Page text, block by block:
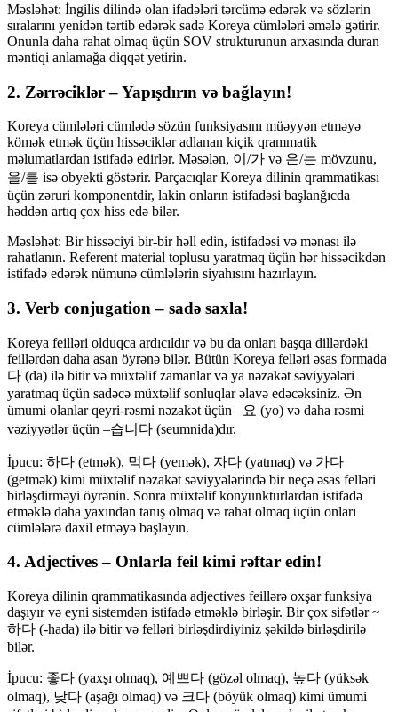
Məsləhət: İngilis dilində olan ifadələri tərcümə edərək və sözlərin
sıralarını yenidən tərtib edərək sadə Koreya cümlələri əmələ gətirir.
Onunla daha rahat olmaq üçün SOV strukturunun arxasında duran
məntiqi anlamağa diqqət yetirin.
2. Zərrəciklər – Yapışdırın və bağlayın!
Koreya cümlələri cümlədə sözün funksiyasını müəyyən etməyə
kömək etmək üçün hissəciklər adlanan kiçik qrammatik
məlumatlardan istifadə edirlər. Məsələn, 이/가 və 은/는 mövzunu,
을/를 isə obyekti göstərir. Parçacıqlar Koreya dilinin qrammatikası
üçün zəruri komponentdir, lakin onların istifadəsi başlanğıcda
həddən artıq çox hiss edə bilər.
Məsləhət: Bir hissəciyi bir-bir həll edin, istifadəsi və mənası ilə
rahatlanın. Referent material toplusu yaratmaq üçün hər hissəcikdən
istifadə edərək nümunə cümlələrin siyahısını hazırlayın.
3. Verb conjugation – sadə saxla!
Koreya feilləri olduqca ardıcıldır və bu da onları başqa dillərdəki
feillərdən daha asan öyrənə bilər. Bütün Koreya felləri əsas formada
다 (da) ilə bitir və müxtəlif zamanlar və ya nəzakət səviyyələri
yaratmaq üçün sadəcə müxtəlif sonluqlar əlavə edəcəksiniz. Ən
ümumi olanlar qeyri-rəsmi nəzakət üçün –요 (yo) və daha rəsmi
vəziyyətlər üçün –습니다 (seumnida)dır.
İpucu: 하다 (etmək), 먹다 (yemək), 자다 (yatmaq) və 가다
(getmək) kimi müxtəlif nəzakət səviyyələrində bir neçə əsas felləri
birləşdirməyi öyrənin. Sonra müxtəlif konyunkturlardan istifadə
etməklə daha yaxından tanış olmaq və rahat olmaq üçün onları
cümlələrə daxil etməyə başlayın.
4. Adjectives – Onlarla feil kimi rəftar edin!
Koreya dilinin qrammatikasında adjectives feillərə oxşar funksiya
daşıyır və eyni sistemdən istifadə etməklə birləşir. Bir çox sifətlər ~
하다 (-hada) ilə bitir və felləri birləşdirdiyiniz şəkildə birləşdirilə
bilər.
İpucu: 좋다 (yaxşı olmaq), 예쁘다 (gözəl olmaq), 높다 (yüksək
olmaq), 낮다 (aşağı olmaq) və 크다 (böyük olmaq) kimi ümumi